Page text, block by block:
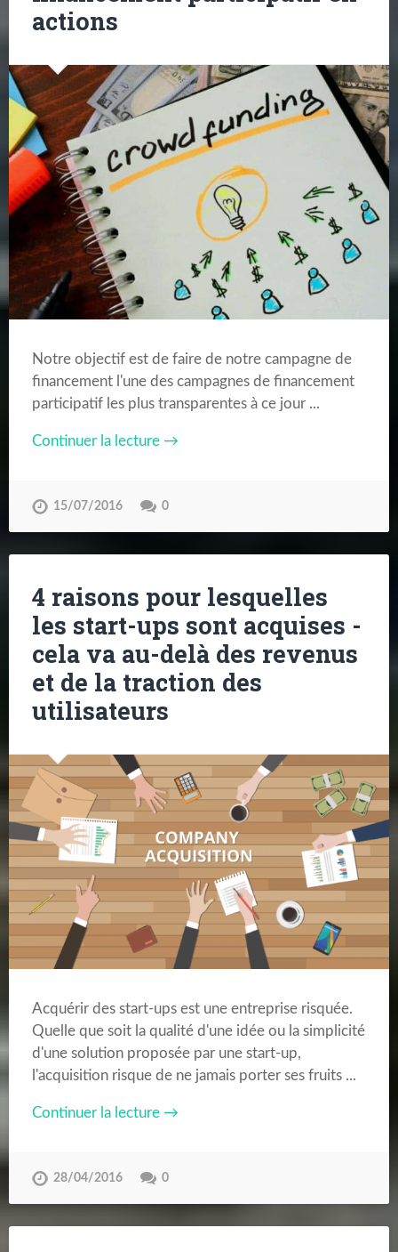
actions
Notre objectif est de faire de notre campagne de
financement l'une des campagnes de financement
participatif les plus transparentes à ce jour ...
Continuer la lecture →
15/07/2016 0
4 raisons pour lesquelles
les start-ups sont acquises -
cela va au-delà des revenus
et de la traction des
utilisateurs
Acquérir des start-ups est une entreprise risquée.
Quelle que soit la qualité d'une idée ou la simplicité
d'une solution proposée par une start-up,
l'acquisition risque de ne jamais porter ses fruits ...
Continuer la lecture →
28/04/2016 0